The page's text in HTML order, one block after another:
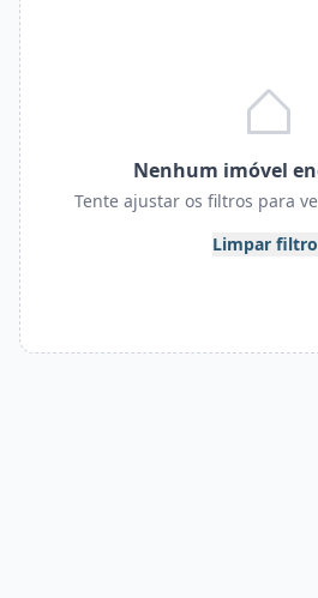
Nenhum imóvel
Tente ajustar os filtros para
Limpar